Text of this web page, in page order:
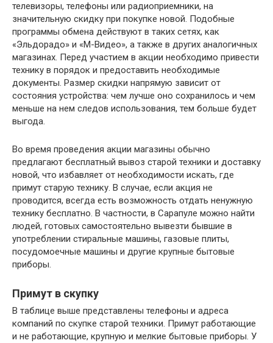
телевизоры, телефоны или радиоприемники, на
значительную скидку при покупке новой. Подобные
программы обмена действуют в таких сетях, как
«Эльдорадо» и «М-Видео», а также в других аналогичных
магазинах. Перед участием в акции необходимо привести
технику в порядок и предоставить необходимые
документы. Размер скидки напрямую зависит от
состояния устройства: чем лучше оно сохранилось и чем
меньше на нем следов использования, тем больше будет
выгода.
Во время проведения акции магазины обычно
предлагают бесплатный вывоз старой техники и доставку
новой, что избавляет от необходимости искать, где
примут старую технику. В случае, если акция не
проводится, всегда есть возможность отдать ненужную
технику бесплатно. В частности, в Сарапуле можно найти
людей, готовых самостоятельно вывезти бывшие в
употреблении стиральные машины, газовые плиты,
посудомоечные машины и другие крупные бытовые
приборы.
Примут в скупку
В таблице выше представлены телефоны и адреса
компаний по скупке старой техники. Примут работающие
и не работающие, крупную и мелкие бытовые приборы. У